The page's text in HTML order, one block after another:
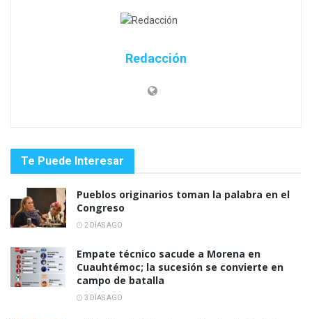
Redacción
Te Puede Interesar
Pueblos originarios toman la palabra en el
Congreso
2 DÍAS AGO
Empate técnico sacude a Morena en
Cuauhtémoc; la sucesión se convierte en
campo de batalla
3 DÍAS AGO